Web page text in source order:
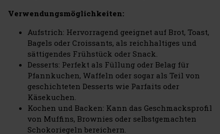
Verwendungsmöglichkeiten:
Aufstrich: Hervorragend geeignet auf Brot, Toast,
Bagels oder Croissants, als reichhaltiges und
sättigendes Frühstück oder Snack.
Desserts: Perfekt als Füllung oder Belag für
Pfannkuchen, Waffeln oder sogar als Teil von
geschichteten Desserts wie Parfaits oder
Käsekuchen.
Kochen und Backen: Kann das Geschmacksprofil
von Muffins, Brownies oder selbstgemachten
Schokoriegeln bereichern.